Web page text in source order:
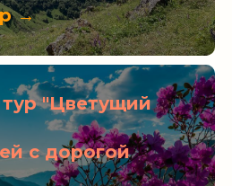
→
"Цветущий
с дорогой